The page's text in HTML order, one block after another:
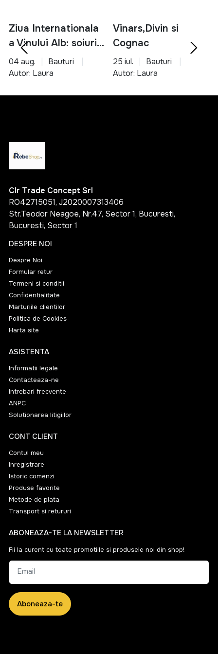
Ziua Internationala
a Vinului Alb: soiuri,
servire si asocieri
culinare
04 aug.
Bauturi
Autor: Laura
Vinars,Divin si
Cognac
25 iul.
Bauturi
Autor: Laura
Clr Trade Concept Srl
RO42715051, J2020007313406
Str.Teodor Neagoe, Nr.47, Sector 1, Bucuresti,
Bucuresti, Sector 1
DESPRE NOI
Despre Noi
Formular retur
Termeni si conditii
Confidentialitate
Marturiile clientilor
Politica de Cookies
Harta site
ASISTENTA
Informatii legale
Contacteaza-ne
Intrebari frecvente
ANPC
Solutionarea litigiilor
CONT CLIENT
Contul meu
Inregistrare
Istoric comenzi
Produse favorite
Metode de plata
Transport si retururi
ABONEAZA-TE LA NEWSLETTER
Fii la curent cu toate promotiile si produsele noi din shop!
Email
Aboneaza-te